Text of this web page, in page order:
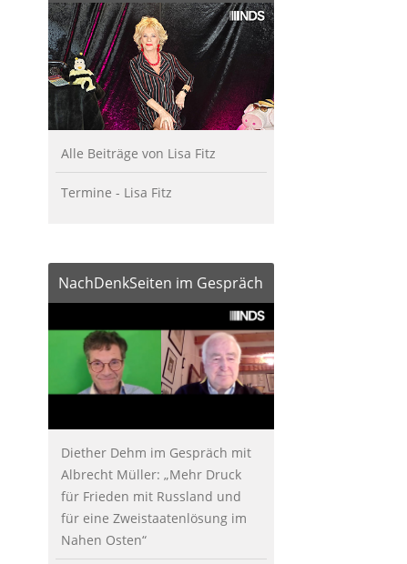
Alle Beiträge von Lisa Fitz
Termine - Lisa Fitz
NachDenkSeiten im Gespräch
Diether Dehm im Gespräch mit
Albrecht Müller: „Mehr Druck
für Frieden mit Russland und
für eine Zweistaatenlösung im
Nahen Osten“